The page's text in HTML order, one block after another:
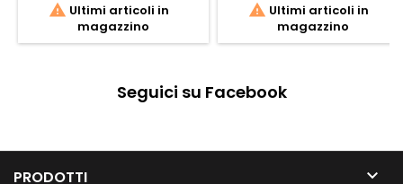
 Ultimi articoli in
magazzino
 Ultimi articoli in
magazzino
Seguici su Facebook
PRODOTTI 